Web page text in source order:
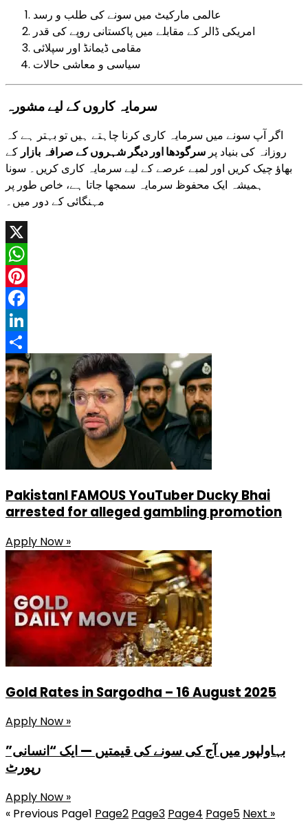
عالمی مارکیٹ میں سونے کی طلب و رسد
امریکی ڈالر کے مقابلے میں پاکستانی روپے کی قدر
مقامی ڈیمانڈ اور سپلائی
سیاسی و معاشی حالات
سرمایہ کاروں کے لیے مشورہ
اگر آپ سونے میں سرمایہ کاری کرنا چاہتے ہیں تو بہتر ہے کہ
روزانہ کی بنیاد پر سرگودھا اور دیگر شہروں کے صرافہ بازار کے
بھاؤ چیک کریں اور لمبے عرصے کے لیے سرمایہ کاری کریں۔ سونا
ہمیشہ ایک محفوظ سرمایہ سمجھا جاتا ہے، خاص طور پر
مہنگائی کے دور میں۔
X
WhatsApp
Pinterest
Facebook
LinkedIn
Share
PakistanI FAMOUS YouTuber Ducky Bhai
arrested for alleged gambling promotion
Apply Now »
Gold Rates in Sargodha – 16 August 2025
Apply Now »
بہاولپور میں آج کی سونے کی قیمتیں — ایک “انسانی”
رپورٹ
Apply Now »
« Previous Page1 Page2 Page3 Page4 Page5 Next »